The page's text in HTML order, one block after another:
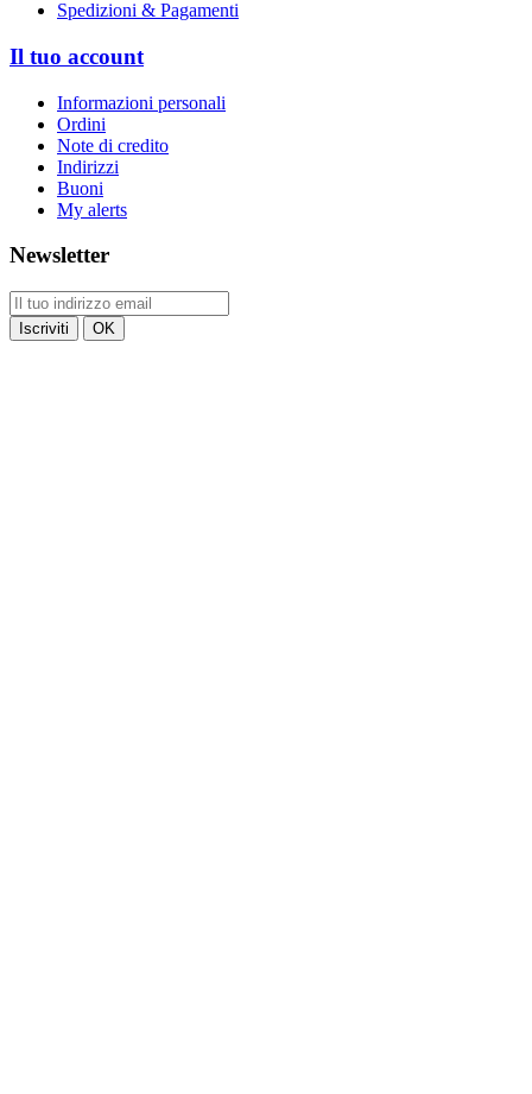
Spedizioni & Pagamenti
Il tuo account
Informazioni personali
Ordini
Note di credito
Indirizzi
Buoni
My alerts
Newsletter